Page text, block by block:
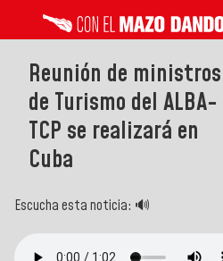
Reunión de ministros
de Turismo del ALBA-
TCP se realizará en
Cuba
Escucha esta noticia: 🔊